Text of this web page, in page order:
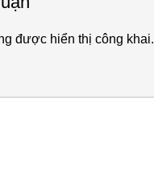
được hiển thị công khai.